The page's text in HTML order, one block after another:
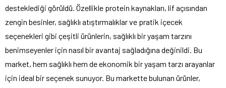
desteklediği görüldü. Özellikle protein kaynakları, lif açısından
zengin besinler, sağlıklı atıştırmalıklar ve pratik içecek
seçenekleri gibi çeşitli ürünlerin, sağlıklı bir yaşam tarzını
benimseyenler için nasıl bir avantaj sağladığına değinildi. Bu
market, hem sağlıklı hem de ekonomik bir yaşam tarzı arayanlar
için ideal bir seçenek sunuyor. Bu markette bulunan ürünler,